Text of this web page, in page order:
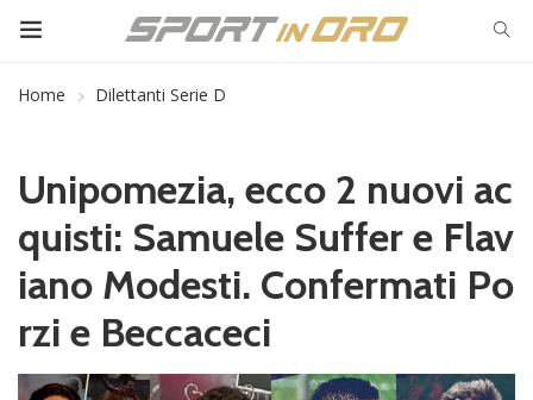
Home Dilettanti Serie D
Unipomezia, ecco 2 nuovi ac
quisti: Samuele Suffer e Flav
iano Modesti. Confermati Po
rzi e Beccaceci